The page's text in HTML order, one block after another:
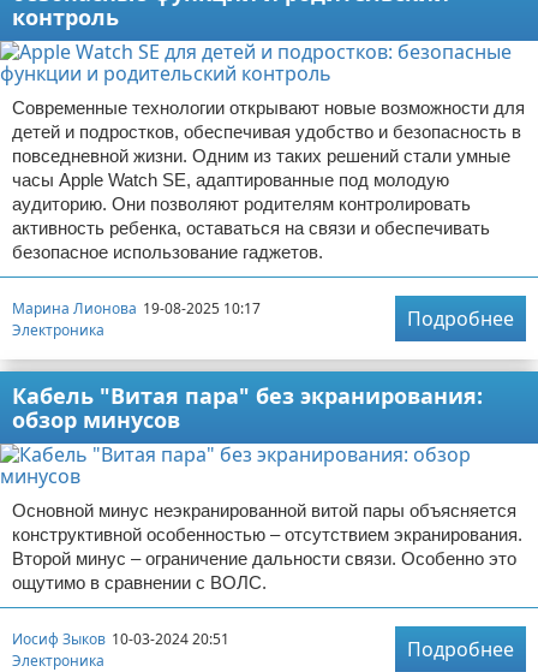
контроль
Современные технологии открывают новые возможности для
детей и подростков, обеспечивая удобство и безопасность в
повседневной жизни. Одним из таких решений стали умные
часы Apple Watch SE, адаптированные под молодую
аудиторию. Они позволяют родителям контролировать
активность ребенка, оставаться на связи и обеспечивать
безопасное использование гаджетов.
Марина Лионова 19-08-2025 10:17
Электроника
Подробнее
Кабель "Витая пара" без экранирования:
обзор минусов
Основной минус неэкранированной витой пары объясняется
конструктивной особенностью – отсутствием экранирования.
Второй минус – ограничение дальности связи. Особенно это
ощутимо в сравнении с ВОЛС.
Иосиф Зыков 10-03-2024 20:51
Электроника
Подробнее